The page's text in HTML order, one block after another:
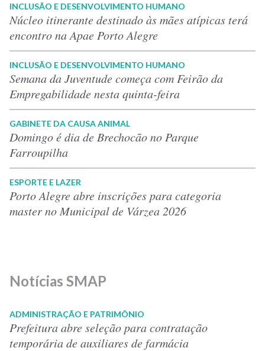
INCLUSÃO E DESENVOLVIMENTO HUMANO
Núcleo itinerante destinado às mães atípicas terá
encontro na Apae Porto Alegre
INCLUSÃO E DESENVOLVIMENTO HUMANO
Semana da Juventude começa com Feirão da
Empregabilidade nesta quinta-feira
GABINETE DA CAUSA ANIMAL
Domingo é dia de Brechocão no Parque
Farroupilha
ESPORTE E LAZER
Porto Alegre abre inscrições para categoria
master no Municipal de Várzea 2026
Notícias SMAP
ADMINISTRAÇÃO E PATRIMÔNIO
Prefeitura abre seleção para contratação
temporária de auxiliares de farmácia